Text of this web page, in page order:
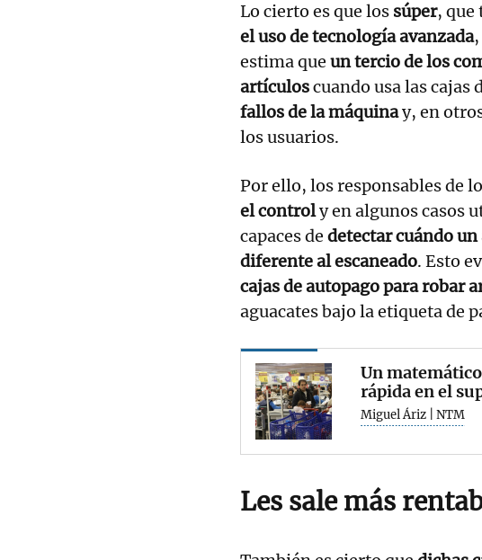
Lo cierto es que los súper, que
el uso de tecnología avanzada
estima que un tercio de los
artículoscuando usa las cajas
fallos de la máquinay, en
los usuarios.
Por ello, los responsables de
el controly en algunos casos
capaces de detectar cuándo
diferente al escaneado. Esto
cajas de autopago para robar
aguacates bajo la etiqueta de
Un
rápida en el
Miguel Áriz | NTM
Les sale más